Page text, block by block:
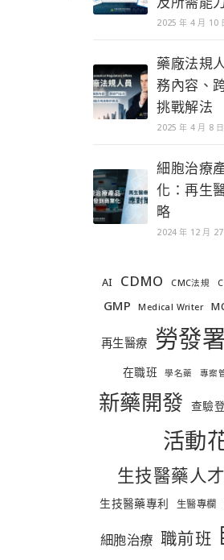
2025 年 4 月 10
藥廠法規
務內容、
挑戰解法
2025 年 4 月 8 日
細胞治療
化：再生
略
2024 年 12 月 27
AI CDMO CMC法規
GMP Medical Writer
再生醫療 勞發署
在職班 學名藥 專案
新藥開發 查驗
活動
生技醫藥人
生技醫藥專利 生醫專欄
細胞治療 職前班